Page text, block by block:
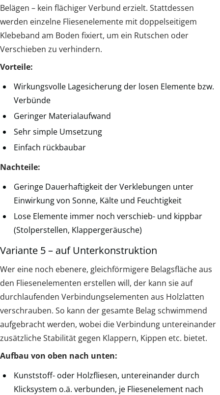
Belägen – kein flächiger Verbund erzielt. Stattdessen
werden einzelne Fliesenelemente mit doppelseitigem
Klebeband am Boden fixiert, um ein Rutschen oder
Verschieben zu verhindern.
Vorteile:
Wirkungsvolle Lagesicherung der losen Elemente bzw.
Verbünde
Geringer Materialaufwand
Sehr simple Umsetzung
Einfach rückbaubar
Nachteile:
Geringe Dauerhaftigkeit der Verklebungen unter
Einwirkung von Sonne, Kälte und Feuchtigkeit
Lose Elemente immer noch verschieb- und kippbar
(Stolperstellen, Klappergeräusche)
Variante 5 – auf Unterkonstruktion
Wer eine noch ebenere, gleichförmigere Belagsfläche aus
den Fliesenelementen erstellen will, der kann sie auf
durchlaufenden Verbindungselementen aus Holzlatten
verschrauben. So kann der gesamte Belag schwimmend
aufgebracht werden, wobei die Verbindung untereinander
zusätzliche Stabilität gegen Klappern, Kippen etc. bietet.
Aufbau von oben nach unten:
Kunststoff- oder Holzfliesen, untereinander durch
Klicksystem o.ä. verbunden, je Fliesenelement nach